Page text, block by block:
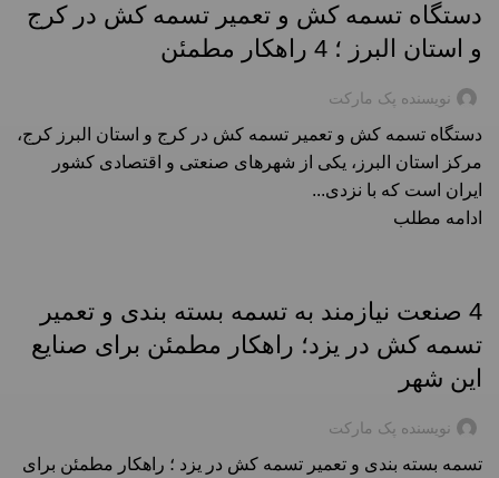
دستگاه تسمه کش و تعمیر تسمه کش در کرج
و استان البرز ؛ 4 راهکار مطمئن
نویسنده پک مارکت
دستگاه تسمه کش و تعمیر تسمه کش در کرج و استان البرز کرج،
مرکز استان البرز، یکی از شهرهای صنعتی و اقتصادی کشور
ایران است که با نزدی...
ادامه مطلب
4 صنعت نیازمند به تسمه بسته بندی و تعمیر
تسمه کش در یزد؛ راهکار مطمئن برای صنایع
این شهر
نویسنده پک مارکت
تسمه بسته بندی و تعمیر تسمه کش در یزد ؛ راهکار مطمئن برای